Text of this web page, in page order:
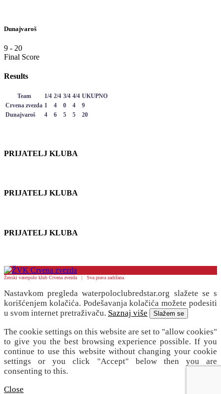
Dunajvaroš
9 - 20
Final Score
Results
Team 1/4 2/4 3/4 4/4 UKUPNO
Crvena zvezda 1 4 0 4
9
Dunajvaroš
4 6 5 5 20
PRIJATELJ KLUBA
PRIJATELJ KLUBA
PRIJATELJ KLUBA
Ženski vaterpolo klub Crvena zvezda | Sva prava zadržana.
Nastavkom pregleda waterpoloclubredstar.org slažete se s
korišćenjem kolačića. Podešavanja kolačića možete podesiti
u svom internet pretraživaču. Saznaj više Slažem se
The cookie settings on this website are set to "allow cookies"
to give you the best browsing experience possible. If you
continue to use this website without changing your cookie
settings or you click "Accept" below then you are
consenting to this.
Close